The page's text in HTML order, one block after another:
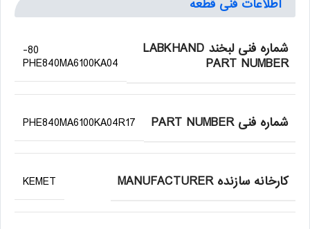
اطلاعات فنی قطعه
شماره فنی لبخند LABKHAND
PART NUMBER
80-
PHE840MA6100KA04
شماره فنی PART NUMBER PHE840MA6100KA04R17
کارخانه سازنده MANUFACTURER KEMET